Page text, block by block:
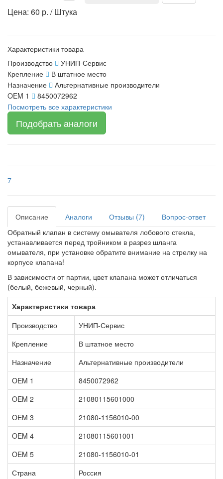
Цена: 60 р. / Штука
Характеристики товара
Производство
УНИП-Сервис
Крепление
В штатное место
Назначение
Альтернативные производители
OEM 1
8450072962
Посмотреть все характеристики
Подобрать аналоги
7
Описание Аналоги Отзывы (7)
Вопрос-ответ
Обратный клапан в систему омывателя лобового стекла,
устанавливается перед тройником в разрез шланга
омывателя, при установке обратите внимание на стрелку на
корпусе клапана!
В зависимости от партии, цвет клапана может отличаться
(белый, бежевый, черный).
Характеристики товара
Производство
УНИП-Сервис
Крепление
В штатное место
Назначение
Альтернативные производители
OEM 1
8450072962
OEM 2
21080115601000
OEM 3
21080-1156010-00
OEM 4
21080115601001
OEM 5
21080-1156010-01
Страна
Россия